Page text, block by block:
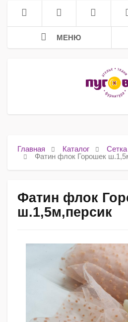
МЕНЮ
Главная Каталог
Фатин флок Горошек
Фатин флок
ш.1,5м,персик